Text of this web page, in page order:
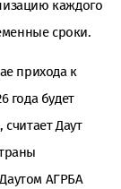
каждого
сроки.
прихода к
года будет
Даут
АГРБА